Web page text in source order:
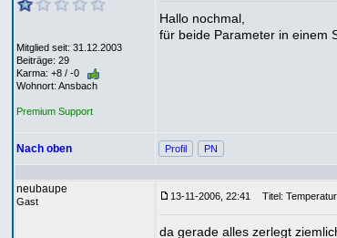
Mitglied seit: 31.12.2003
Beiträge: 29
Karma: +8 / -0
Wohnort: Ansbach
Premium Support
Hallo nochmal,
für beide Parameter in einem
Nach oben Profil PN
neubaupe
Gast 13-11-2006, 22:41 Titel:
da gerade alles zerlegt